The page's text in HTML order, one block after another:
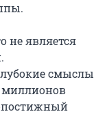
не является
смыслы
миллионов